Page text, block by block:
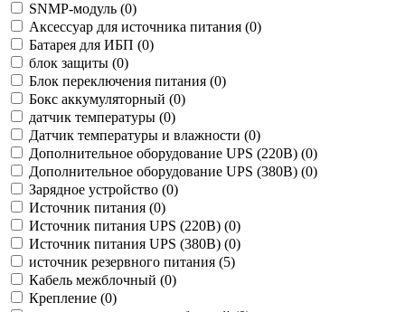
SNMP-модуль (0)
Аксессуар для источника питания (0)
Батарея для ИБП (0)
блок защиты (0)
Блок переключения питания (0)
Бокс аккумуляторный (0)
датчик температуры (0)
Датчик температуры и влажности (0)
Дополнительное оборудование UPS (220В) (0)
Дополнительное оборудование UPS (380В) (0)
Зарядное устройство (0)
Источник питания (0)
Источник питания UPS (220В) (0)
Источник питания UPS (380В) (0)
источник резервного питания (5)
Кабель межблочный (0)
Крепление (0)